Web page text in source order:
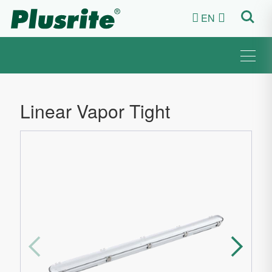
 EN 
Linear Vapor Tight